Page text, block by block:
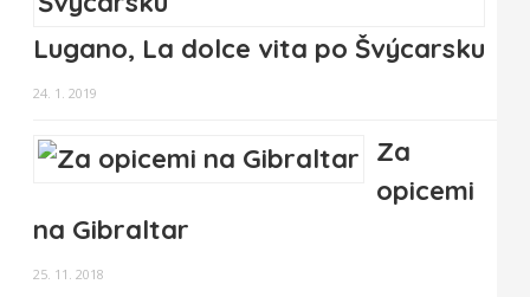
Lugano, La dolce vita po Švýcarsku
24. 1. 2019
Za
opicemi
na Gibraltar
25. 11. 2018